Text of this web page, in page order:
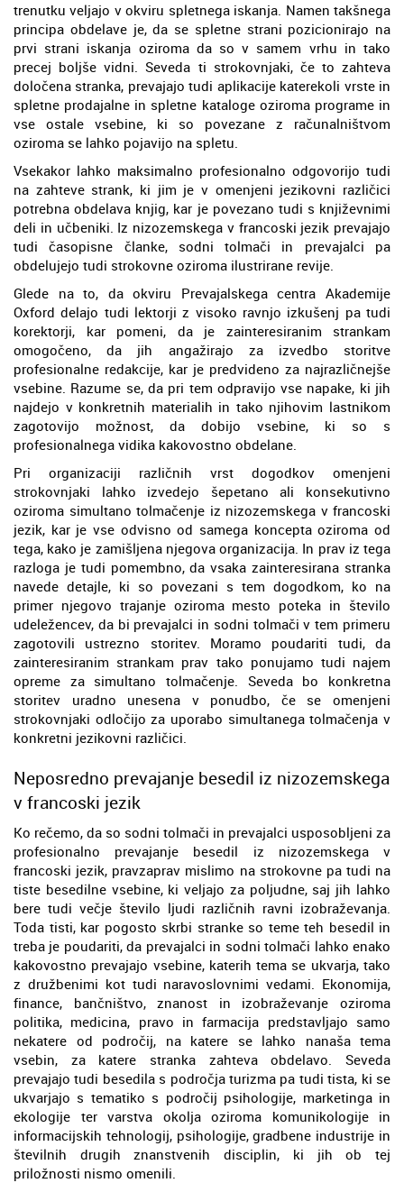
trenutku veljajo v okviru spletnega iskanja. Namen takšnega
principa obdelave je, da se spletne strani pozicionirajo na
prvi strani iskanja oziroma da so v samem vrhu in tako
precej boljše vidni. Seveda ti strokovnjaki, če to zahteva
določena stranka, prevajajo tudi aplikacije katerekoli vrste in
spletne prodajalne in spletne kataloge oziroma programe in
vse ostale vsebine, ki so povezane z računalništvom
oziroma se lahko pojavijo na spletu.
Vsekakor lahko maksimalno profesionalno odgovorijo tudi
na zahteve strank, ki jim je v omenjeni jezikovni različici
potrebna obdelava knjig, kar je povezano tudi s književnimi
deli in učbeniki. Iz nizozemskega v francoski jezik prevajajo
tudi časopisne članke, sodni tolmači in prevajalci pa
obdelujejo tudi strokovne oziroma ilustrirane revije.
Glede na to, da okviru Prevajalskega centra Akademije
Oxford delajo tudi lektorji z visoko ravnjo izkušenj pa tudi
korektorji, kar pomeni, da je zainteresiranim strankam
omogočeno, da jih angažirajo za izvedbo storitve
profesionalne redakcije, kar je predvideno za najrazličnejše
vsebine. Razume se, da pri tem odpravijo vse napake, ki jih
najdejo v konkretnih materialih in tako njihovim lastnikom
zagotovijo možnost, da dobijo vsebine, ki so s
profesionalnega vidika kakovostno obdelane.
Pri organizaciji različnih vrst dogodkov omenjeni
strokovnjaki lahko izvedejo šepetano ali konsekutivno
oziroma simultano tolmačenje iz nizozemskega v francoski
jezik, kar je vse odvisno od samega koncepta oziroma od
tega, kako je zamišljena njegova organizacija. In prav iz tega
razloga je tudi pomembno, da vsaka zainteresirana stranka
navede detajle, ki so povezani s tem dogodkom, ko na
primer njegovo trajanje oziroma mesto poteka in število
udeležencev, da bi prevajalci in sodni tolmači v tem primeru
zagotovili ustrezno storitev. Moramo poudariti tudi, da
zainteresiranim strankam prav tako ponujamo tudi najem
opreme za simultano tolmačenje. Seveda bo konkretna
storitev uradno unesena v ponudbo, če se omenjeni
strokovnjaki odločijo za uporabo simultanega tolmačenja v
konkretni jezikovni različici.
Neposredno prevajanje besedil iz nizozemskega
v francoski jezik
Ko rečemo, da so sodni tolmači in prevajalci usposobljeni za
profesionalno prevajanje besedil iz nizozemskega v
francoski jezik, pravzaprav mislimo na strokovne pa tudi na
tiste besedilne vsebine, ki veljajo za poljudne, saj jih lahko
bere tudi večje število ljudi različnih ravni izobraževanja.
Toda tisti, kar pogosto skrbi stranke so teme teh besedil in
treba je poudariti, da prevajalci in sodni tolmači lahko enako
kakovostno prevajajo vsebine, katerih tema se ukvarja, tako
z družbenimi kot tudi naravoslovnimi vedami. Ekonomija,
finance, bančništvo, znanost in izobraževanje oziroma
politika, medicina, pravo in farmacija predstavljajo samo
nekatere od področij, na katere se lahko nanaša tema
vsebin, za katere stranka zahteva obdelavo. Seveda
prevajajo tudi besedila s področja turizma pa tudi tista, ki se
ukvarjajo s tematiko s področij psihologije, marketinga in
ekologije ter varstva okolja oziroma komunikologije in
informacijskih tehnologij, psihologije, gradbene industrije in
številnih drugih znanstvenih disciplin, ki jih ob tej
priložnosti nismo omenili.